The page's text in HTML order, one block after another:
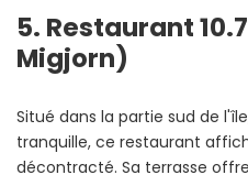
5. Restaurant
Migjorn)
Situé dans la partie sud de
tranquille, ce restaurant
décontracté. Sa terrasse